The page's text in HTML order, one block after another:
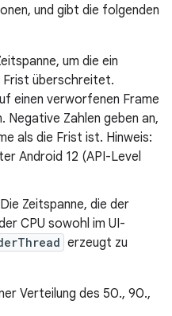
und gibt die folgenden
um die ein
Frist überschreitet.
einen verworfenen Frame
Negative Zahlen geben an,
als die Frist ist. Hinweis:
Android 12 (API-Level
Zeitspanne, die der
CPU sowohl im UI-
erzeugt zu
Verteilung des 50., 90.,